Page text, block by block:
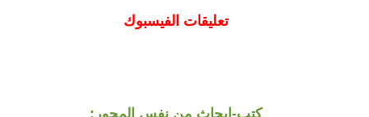
تعليقات الفيسبوك
كتب-ابحاث من نفس المحور: